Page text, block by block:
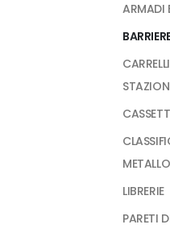
ARMADI
METALLO
LIBRERIE
PARETI